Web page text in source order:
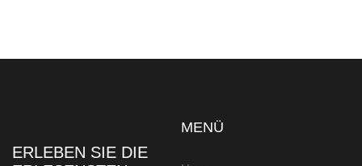
ERLEBEN SIE DIE
MENÜ